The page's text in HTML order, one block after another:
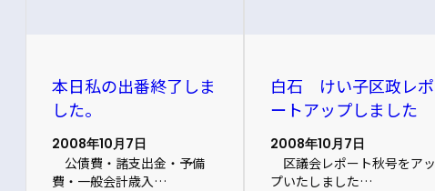
本日私の出番終了しま
した。
2008年10月7日
公債費・諸支出金・予備
費・一般会計歳入…
白石 けい子区政レポ
ートアップしました
2008年10月7日
区議会レポート秋号をアッ
プいたしました…